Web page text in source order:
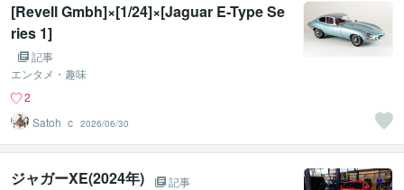
[Revell Gmbh]×[1/24]×[Jaguar E-Type Se
ries 1]
記事
エンタメ・趣味
2
Satoh_c 2026/06/30
ジャガーXE(2024年)
記事